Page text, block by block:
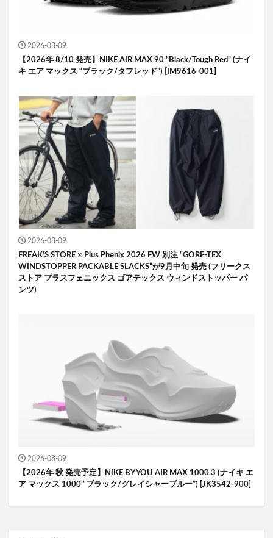
2026-08-09
【2026年 8/10 発売】NIKE AIR MAX 90 “Black/Tough Red” (ナイ
キ エア マックス “ブラック/タフレッド”) [IM9616-001]
2026-08-09
FREAK’S STORE × Plus Phenix 2026 FW 別注 “GORE-TEX
WINDSTOPPER PACKABLE SLACKS”が9月中旬 発売 (フリークス
ストア プラスフェニックス ゴアテックス ウィンドストッパー パ
ンツ)
2026-08-09
【2026年 秋 発売予定】NIKE BY YOU AIR MAX 1000.3 (ナイキ エ
ア マックス 1000 “ブラック/グレイシャーブルー”) [JK3542-900]